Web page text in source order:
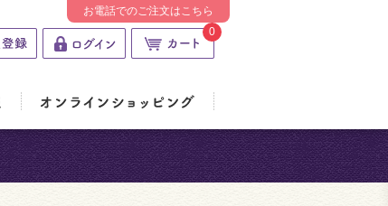
0
お電話でのご注文はこちら